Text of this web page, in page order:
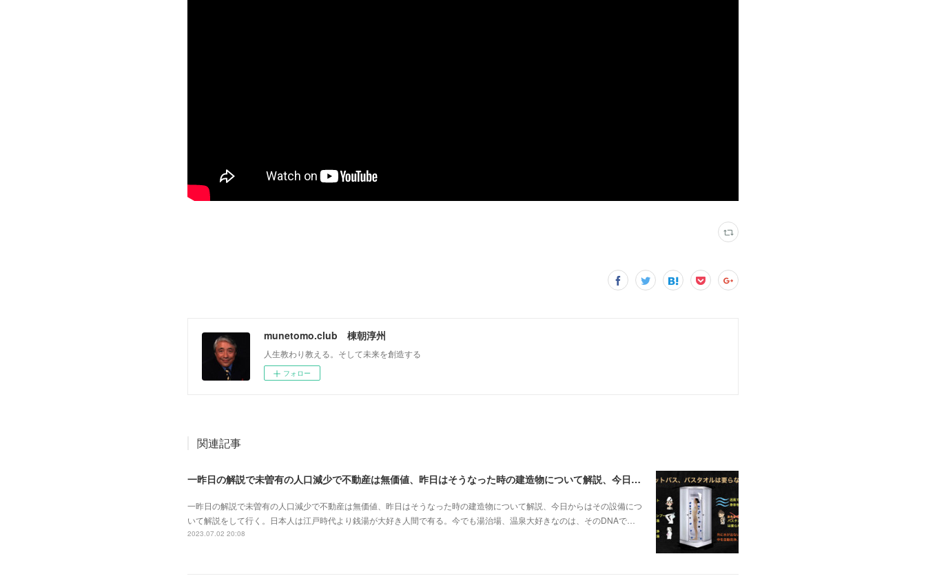
munetomo.club 棟朝淳州
人生教わり教える。そして未来を創造する
フォロー
関連記事
一昨日の解説で未曽有の人口減少で不動産は無価値、昨日はそうなった時の建造物について解説、今日からはその設備について解説をして行く。
一昨日の解説で未曽有の人口減少で不動産は無価値、昨日はそうなった時の建造物について解説、今日からはその設備につ
いて解説をして行く。日本人は江戸時代より銭湯が大好き人間で有る。今でも湯治場、温泉大好きなのは、そのDNAで…
2023.07.02 20:08